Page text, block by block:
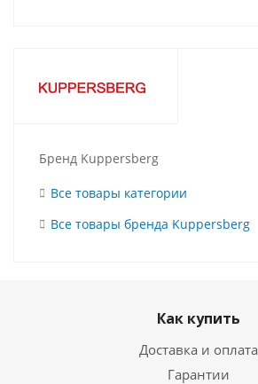
Бренд Kuppersberg
Все товары категории
Все товары бренда Kuppersberg
Как купить
Доставка и оплата
Гарантии